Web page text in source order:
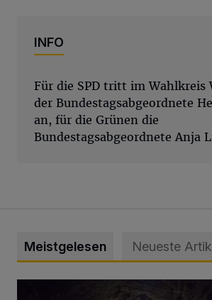
INFO
Für die SPD tritt im Wahlkreis
der Bundestagsabgeordnete
an, für die Grünen die
Bundestagsabgeordnete Anja
Meistgelesen Neueste